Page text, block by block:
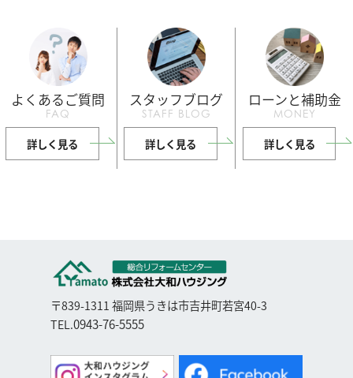
よくあるご質問
FAQ
詳しく見る
スタッフブログ
STAFF BLOG
詳しく見る
ローンと補助金
MONEY
詳しく見る
〒839-1311 福岡県うきは市吉井町若宮40-3
TEL.0943-76-5555